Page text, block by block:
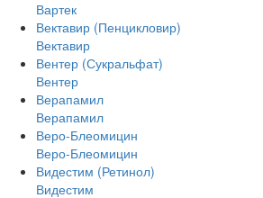
Вартек
Вектавир (Пенцикловир)
Вектавир
Вентер (Сукральфат)
Вентер
Верапамил
Верапамил
Веро-Блеомицин
Веро-Блеомицин
Видестим (Ретинол)
Видестим